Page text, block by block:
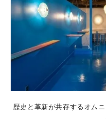
歴史と革新が共存するオム